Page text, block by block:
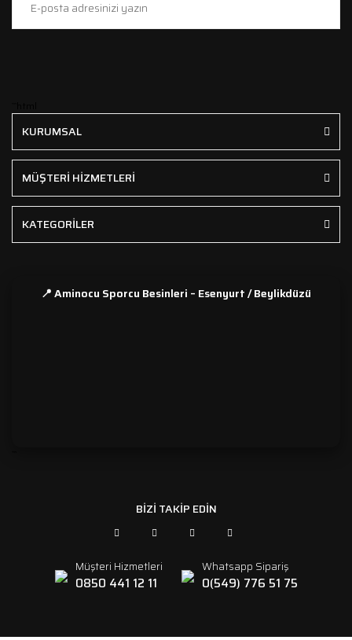
KURUMSAL
MÜŞTERİ HİZMETLERİ
KATEGORİLER
📍 Aminocu Sporcu Besinleri – Esenyurt / Beylikdüzü
BİZİ TAKİP EDİN
Müşteri Hizmetleri
0850 441 12 11
Whatsapp Sipariş
0(549) 776 51 75